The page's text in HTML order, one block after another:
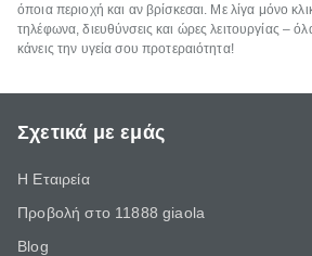
όποια περιοχή και αν βρίσκεσαι. Με λίγα μόνο
τηλέφωνα, διευθύνσεις και ώρες λειτουργίας –
κάνεις την υγεία σου προτεραιότητα!
Σχετικά με εμάς
Η Εταιρεία
Προβολή στο 11888 giaola
Blog